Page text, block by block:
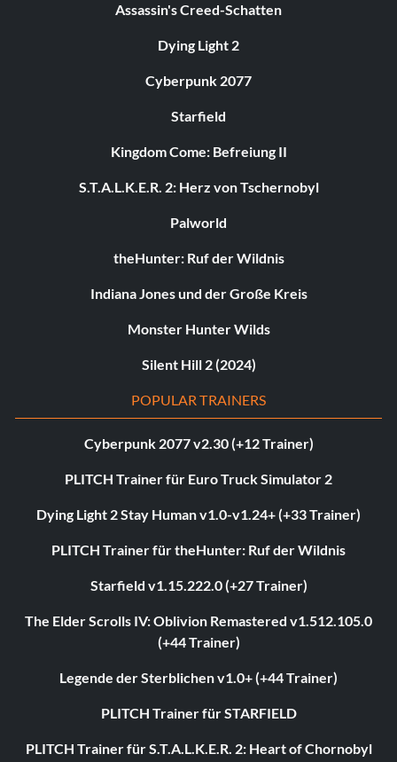
Assassin's Creed-Schatten
Dying Light 2
Cyberpunk 2077
Starfield
Kingdom Come: Befreiung II
S.T.A.L.K.E.R. 2: Herz von Tschernobyl
Palworld
theHunter: Ruf der Wildnis
Indiana Jones und der Große Kreis
Monster Hunter Wilds
Silent Hill 2 (2024)
POPULAR TRAINERS
Cyberpunk 2077 v2.30 (+12 Trainer)
PLITCH Trainer für Euro Truck Simulator 2
Dying Light 2 Stay Human v1.0-v1.24+ (+33 Trainer)
PLITCH Trainer für theHunter: Ruf der Wildnis
Starfield v1.15.222.0 (+27 Trainer)
The Elder Scrolls IV: Oblivion Remastered v1.512.105.0
(+44 Trainer)
Legende der Sterblichen v1.0+ (+44 Trainer)
PLITCH Trainer für STARFIELD
PLITCH Trainer für S.T.A.L.K.E.R. 2: Heart of Chornobyl